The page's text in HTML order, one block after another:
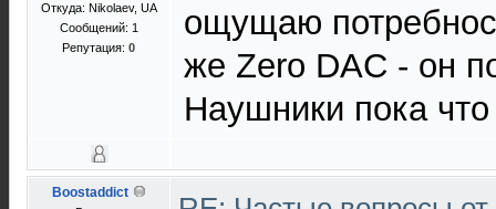
Откуда: Nikolaev, UA
Сообщений: 1
Репутация:0
ощущаю
же Zero DAC - он
Наушники пока
Boostaddict